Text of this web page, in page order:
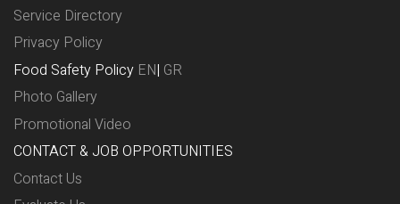
Service Directory
Privacy Policy
Food Safety Policy EN| GR
Photo Gallery
Promotional Video
CONTACT & JOB OPPORTUNITIES
Contact Us